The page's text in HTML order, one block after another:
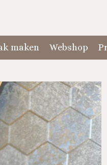
maken Webshop